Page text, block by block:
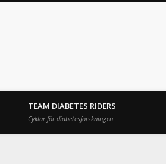
TEAM DIABETES RIDERS
Cyklar för diabetesforskningen